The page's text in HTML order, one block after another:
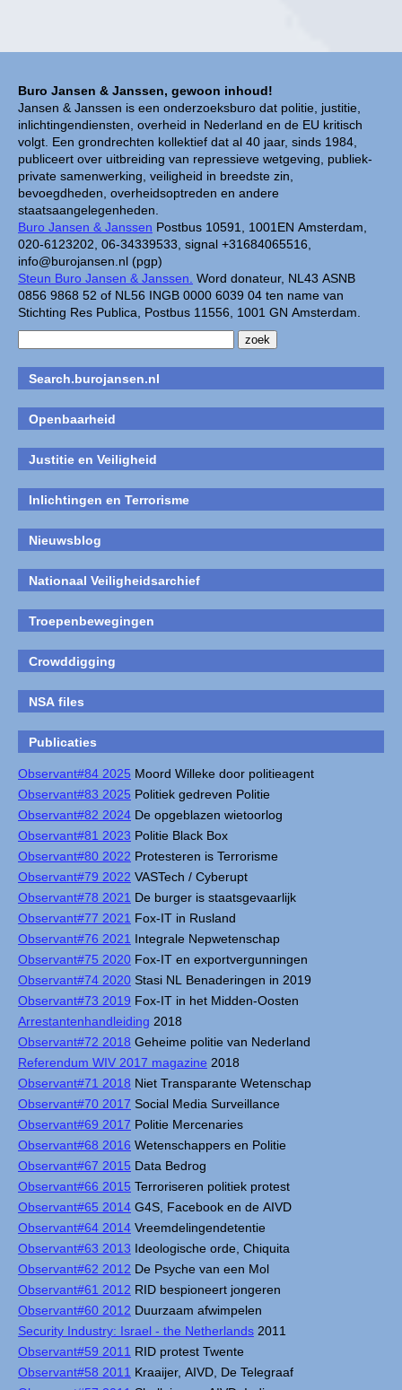
Buro Jansen & Janssen, gewoon inhoud!
Jansen & Janssen is een onderzoeksburo dat politie, justitie,
inlichtingendiensten, overheid in Nederland en de EU kritisch
volgt. Een grondrechten kollektief dat al 40 jaar, sinds 1984,
publiceert over uitbreiding van repressieve wetgeving, publiek-
private samenwerking, veiligheid in breedste zin,
bevoegdheden, overheidsoptreden en andere
staatsaangelegenheden.
Buro Jansen & Janssen Postbus 10591, 1001EN Amsterdam,
020-6123202, 06-34339533, signal +31684065516,
info@burojansen.nl (pgp)
Steun Buro Jansen & Janssen. Word donateur, NL43 ASNB
0856 9868 52 of NL56 INGB 0000 6039 04 ten name van
Stichting Res Publica, Postbus 11556, 1001 GN Amsterdam.
Search.burojansen.nl
Openbaarheid
Justitie en Veiligheid
Inlichtingen en Terrorisme
Nieuwsblog
Nationaal Veiligheidsarchief
Troepenbewegingen
Crowddigging
NSA files
Publicaties
Observant#84 2025 Moord Willeke door politieagent
Observant#83 2025 Politiek gedreven Politie
Observant#82 2024 De opgeblazen wietoorlog
Observant#81 2023 Politie Black Box
Observant#80 2022 Protesteren is Terrorisme
Observant#79 2022 VASTech / Cyberupt
Observant#78 2021 De burger is staatsgevaarlijk
Observant#77 2021 Fox-IT in Rusland
Observant#76 2021 Integrale Nepwetenschap
Observant#75 2020 Fox-IT en exportvergunningen
Observant#74 2020 Stasi NL Benaderingen in 2019
Observant#73 2019 Fox-IT in het Midden-Oosten
Arrestantenhandleiding 2018
Observant#72 2018 Geheime politie van Nederland
Referendum WIV 2017 magazine 2018
Observant#71 2018 Niet Transparante Wetenschap
Observant#70 2017 Social Media Surveillance
Observant#69 2017 Politie Mercenaries
Observant#68 2016 Wetenschappers en Politie
Observant#67 2015 Data Bedrog
Observant#66 2015 Terroriseren politiek protest
Observant#65 2014 G4S, Facebook en de AIVD
Observant#64 2014 Vreemdelingendetentie
Observant#63 2013 Ideologische orde, Chiquita
Observant#62 2012 De Psyche van een Mol
Observant#61 2012 RID bespioneert jongeren
Observant#60 2012 Duurzaam afwimpelen
Security Industry: Israel - the Netherlands 2011
Observant#59 2011 RID protest Twente
Observant#58 2011 Kraaijer, AIVD, De Telegraaf